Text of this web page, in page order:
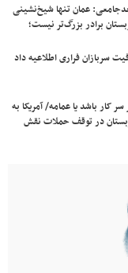
عمان تنها شیخ‌نشینی
برادر بزرگ‌تر نیست؛
سربازان فراری اطلاعیه داد
کار باشد یا عمامه/ آمریکا به
در توقف حملات نقش